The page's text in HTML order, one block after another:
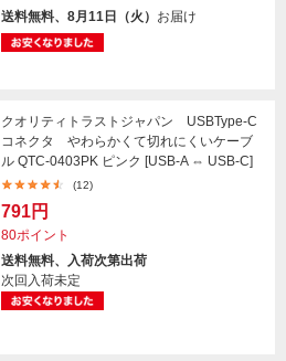
送料無料、8月11日（火） お届け
クオリティトラストジャパン USBType-C
コネクタ やわらかくて切れにくいケーブ
ル QTC-0403PK ピンク [USB-A ⇔ USB-C]
(12)
791円
80ポイント
送料無料、入荷次第出荷
次回入荷未定